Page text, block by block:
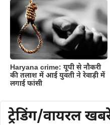
Haryana crime: यूपी से नौकरी
की तलाश में आई युवती ने रेवाड़ी में
लगाई फांसी
ट्रेडिंग/वायरल